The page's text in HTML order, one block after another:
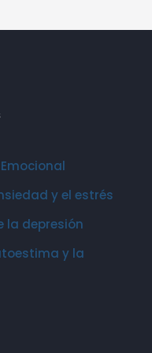
y el estrés
la depresión
y la